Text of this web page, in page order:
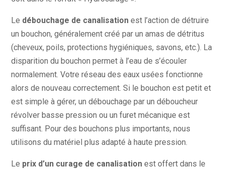
Le débouchage de canalisation est l’action de détruire
un bouchon, généralement créé par un amas de détritus
(cheveux, poils, protections hygiéniques, savons, etc.). La
disparition du bouchon permet à l’eau de s’écouler
normalement. Votre réseau des eaux usées fonctionne
alors de nouveau correctement. Si le bouchon est petit et
est simple à gérer, un débouchage par un déboucheur
révolver basse pression ou un furet mécanique est
suffisant. Pour des bouchons plus importants, nous
utilisons du matériel plus adapté à haute pression.
Le prix d’un curage de canalisation est offert dans le